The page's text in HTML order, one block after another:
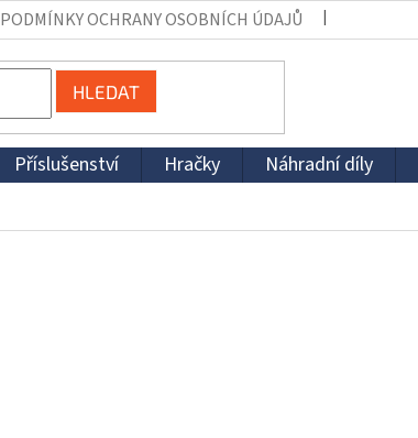
PODMÍNKY OCHRANY OSOBNÍCH ÚDAJŮ
HLEDAT
Příslušenství Hračky Náhradní díly